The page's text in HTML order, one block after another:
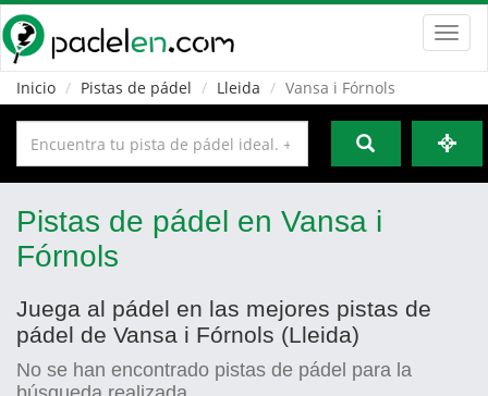
Inicio
Pistas de pádel Lleida Vansa i Fórnols
Pistas de pádel en Vansa i
Fórnols
Juega al pádel en las mejores pistas de
pádel de Vansa i Fórnols (Lleida)
No se han encontrado pistas de pádel para la